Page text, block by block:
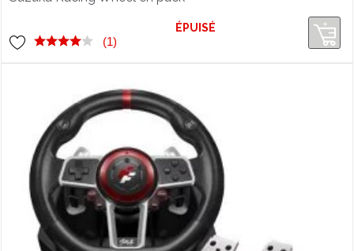
vitesse
(1)
ÉPUISÉ